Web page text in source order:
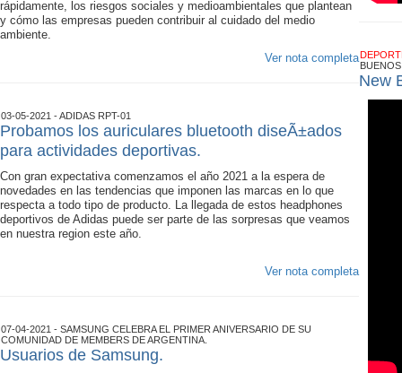
rápidamente, los riesgos sociales y medioambientales que plantean
y cómo las empresas pueden contribuir al cuidado del medio
ambiente.
Ver nota completa
03-05-2021 - ADIDAS RPT-01
Probamos los auriculares bluetooth diseÃ±ados
para actividades deportivas.
Con gran expectativa comenzamos el año 2021 a la espera de
novedades en las tendencias que imponen las marcas en lo que
respecta a todo tipo de producto. La llegada de estos headphones
deportivos de Adidas puede ser parte de las sorpresas que veamos
en nuestra region este año.
Ver nota completa
07-04-2021 - SAMSUNG CELEBRA EL PRIMER ANIVERSARIO DE SU
COMUNIDAD DE MEMBERS DE ARGENTINA.
Usuarios de Samsung.
New